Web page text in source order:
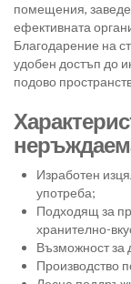
помещения,
ефективната
Благодарение на
удобен достъп до
подово
Изработен
употреба;
Подходящ за
хранително-
Възможност
Производство